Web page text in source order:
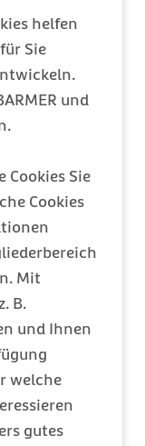
helfen
Sie
und
Cookies Sie
Cookies
Mit
B.
und Ihnen
welche
gutes
in einer
einer
Die
in ein
fünf
dem sie mit
wie
nach
die
an. In
Probanden
der